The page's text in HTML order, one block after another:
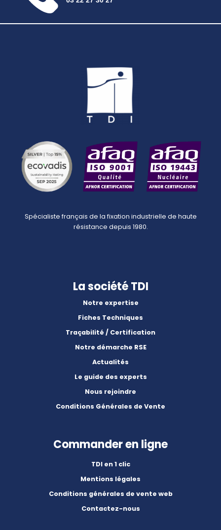
Spécialiste français de la fixation industrielle de haute
résistance depuis 1980.
La société TDI
Notre expertise
Fiches Techniques
Traçabilité / Certification
Notre démarche RSE
Actualités
Le guide des experts
Nous rejoindre
Conditions Générales de Vente
Commander en ligne
TDI en 1 clic
Mentions légales
Conditions générales de vente web
Contactez-nous